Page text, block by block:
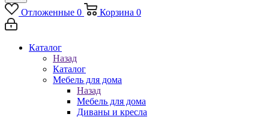
Отложенные 0 Корзина 0
Каталог
Назад
Каталог
Мебель для дома
Назад
Мебель для дома
Диваны и кресла